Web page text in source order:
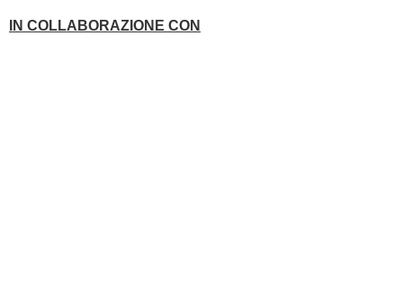
IN COLLABORAZIONE CON